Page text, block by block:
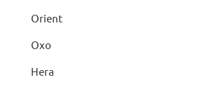
Orient
Oxo
Hera